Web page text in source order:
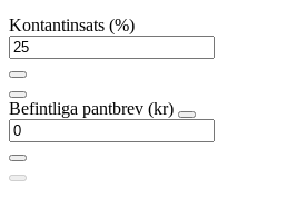
Kontantinsats (%)
Befintliga pantbrev (kr)